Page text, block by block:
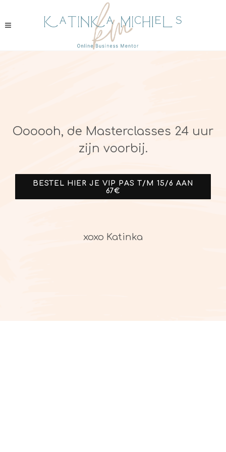
Oooooh, de Masterclasses 24 uur
zijn voorbij.
BESTEL HIER JE VIP PAS T/M 15/6 AAN
67€
xoxo Katinka